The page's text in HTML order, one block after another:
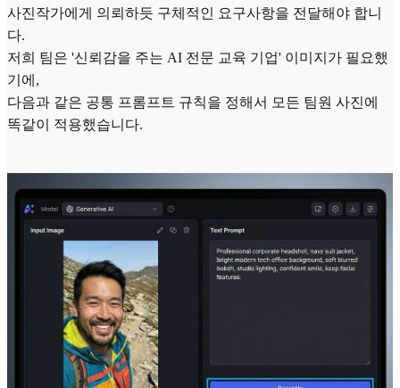
사진작가에게 의뢰하듯 구체적인 요구사항을 전달해야 합니
다.
저희 팀은 '신뢰감을 주는 AI 전문 교육 기업' 이미지가 필요했
기에,
다음과 같은 공통 프롬프트 규칙을 정해서 모든 팀원 사진에
똑같이 적용했습니다.